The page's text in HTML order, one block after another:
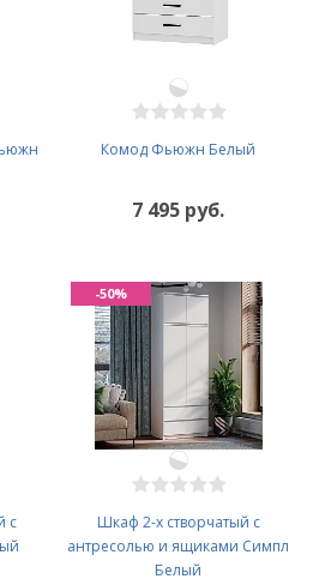
Комод Фьюжн Белый
7 495 руб.
с
Шкаф 2-х створчатый с
антресолью и ящиками Симпл
Белый
-50%